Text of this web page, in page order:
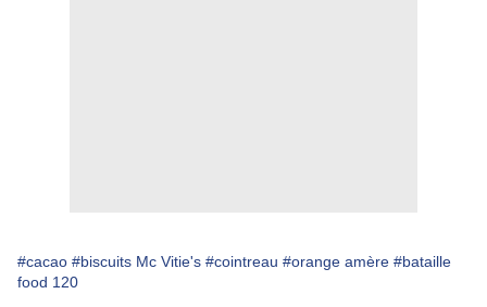
#cacao #biscuits Mc Vitie's #cointreau #orange amère #bataille
food 120